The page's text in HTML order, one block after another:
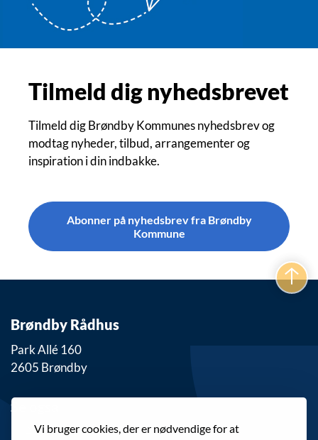
Vi bruger cookies, der er nødvendige for at
Tilmeld dig nyhedsbrevet
Tilmeld dig Brøndby Kommunes nyhedsbrev og
modtag nyheder, tilbud, arrangementer og
inspiration i din indbakke.
Abonner på nyhedsbrev fra Brøndby
Kommune
Brøndby Rådhus
Park Allé 160
2605 Brøndby
Se også
Alle knudepunkter og aktiviteter